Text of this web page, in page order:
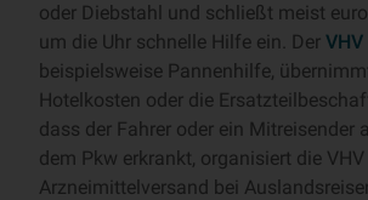
oder Diebstahl und schließt meist
um die Uhr schnelle Hilfe ein. Der
beispielsweise Pannenhilfe,
Hotelkosten oder die
dass der Fahrer oder ein Mitreisender
dem Pkw erkrankt, organisiert die VHV
Arzneimittelversand bei